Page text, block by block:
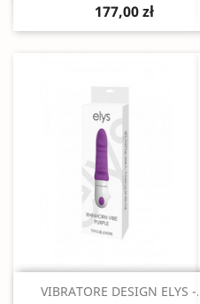
177,00 zł
Szybki podgląd
VIBRATORE DESIGN ELYS -...